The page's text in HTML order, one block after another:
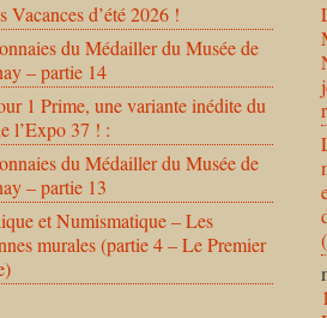
Vacances d’été 2026 !
du Médailler du Musée de
– partie 14
1 Prime, une variante inédite du
l’Expo 37 ! :
du Médailler du Musée de
– partie 13
et Numismatique – Les
murales (partie 4 – Le Premier